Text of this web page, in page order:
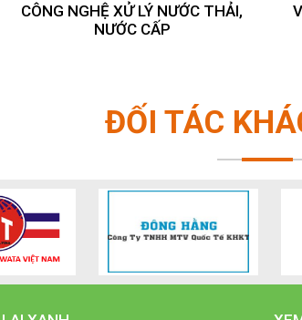
CÔNG NGHỆ XỬ LÝ NƯỚC THẢI,
NƯỚC CẤP
ĐỐI TÁC